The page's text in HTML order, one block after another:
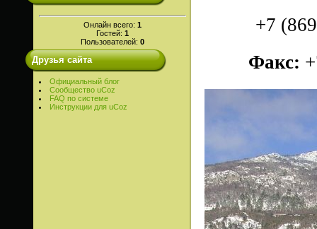
Онлайн всего: 1
Гостей: 1
Пользователей: 0
Друзья сайта
Официальный блог
Сообщество uCoz
FAQ по системе
Инструкции для uCoz
+7
Факс: